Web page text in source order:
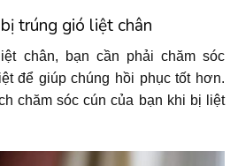
trúng gió liệt chân
chân, bạn cần phải chăm sóc
để giúp chúng hồi phục tốt hơn.
chăm sóc cún của bạn khi bị liệt